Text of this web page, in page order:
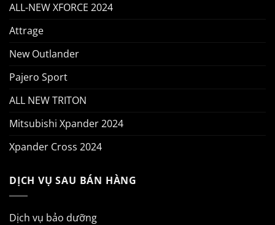
ALL-NEW XFORCE 2024
Attrage
New Outlander
Pajero Sport
ALL NEW TRITON
Mitsubishi Xpander 2024
Xpander Cross 2024
DỊCH VỤ SAU BÁN HÀNG
Dịch vụ bảo dưỡng